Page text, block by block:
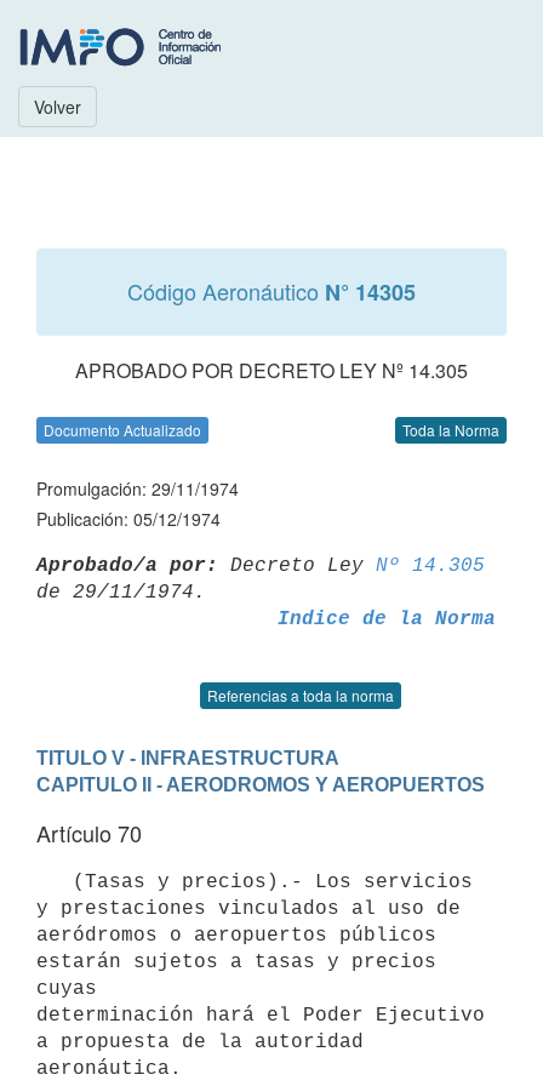
Volver
Código Aeronáutico N° 14305
APROBADO POR DECRETO LEY Nº 14.305
Documento Actualizado Toda la Norma
Promulgación: 29/11/1974
Publicación: 05/12/1974
Aprobado/a por: Decreto Ley Nº 14.305
Indice de la Norma
Referencias a toda la norma
TITULO V - INFRAESTRUCTURA
CAPITULO II - AERODROMOS Y AEROPUERTOS
Artículo 70
y prestaciones vinculados al uso de
aeródromos o aeropuertos públicos
estarán sujetos a tasas y precios
cuyas
determinación hará el Poder Ejecutivo
a propuesta de la autoridad